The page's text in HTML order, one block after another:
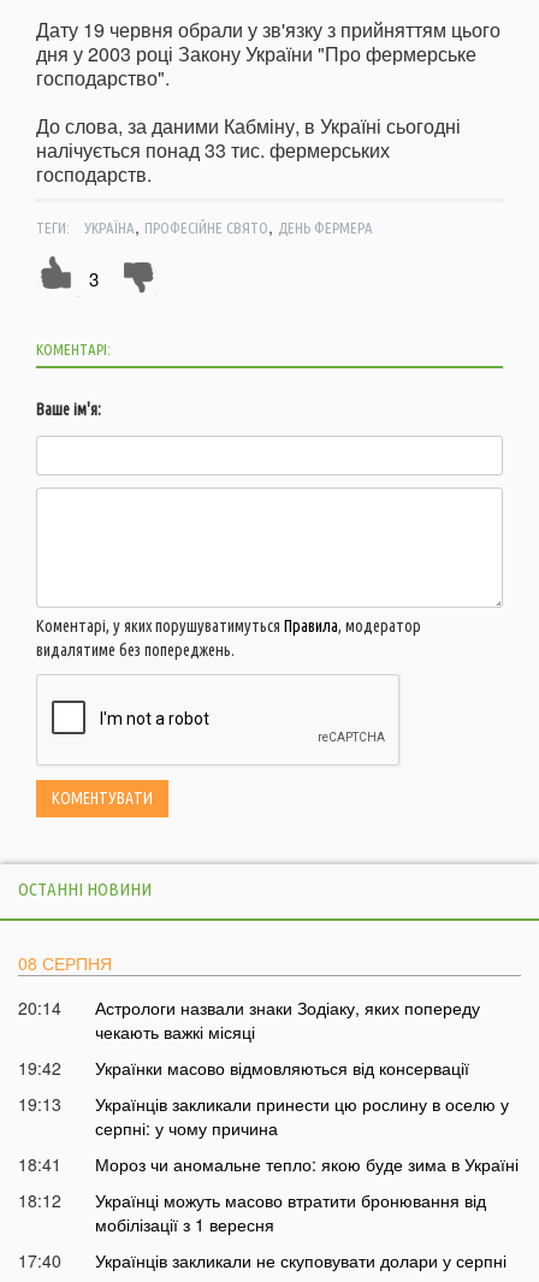
Дату 19 червня обрали у зв'язку з прийняттям цього
дня у 2003 році Закону України "Про фермерське
господарство".
До слова, за даними Кабміну, в Україні сьогодні
налічується понад 33 тис. фермерських
господарств.
ТЕГИ: УКРАЇНА, ПРОФЕСІЙНЕ СВЯТО, ДЕНЬ ФЕРМЕРА
3
КОМЕНТАРІ:
Ваше ім'я:
Коментарі, у яких порушуватимуться Правила, модератор
видалятиме без попереджень.
ОСТАННІ НОВИНИ
08 СЕРПНЯ
20:14
Астрологи назвали знаки Зодіаку, яких попереду
чекають важкі місяці
19:42
Українки масово відмовляються від консервації
19:13
Українців закликали принести цю рослину в оселю у
серпні: у чому причина
18:41
Мороз чи аномальне тепло: якою буде зима в Україні
18:12
Українці можуть масово втратити бронювання від
мобілізації з 1 вересня
17:40
Українців закликали не скуповувати долари у серпні